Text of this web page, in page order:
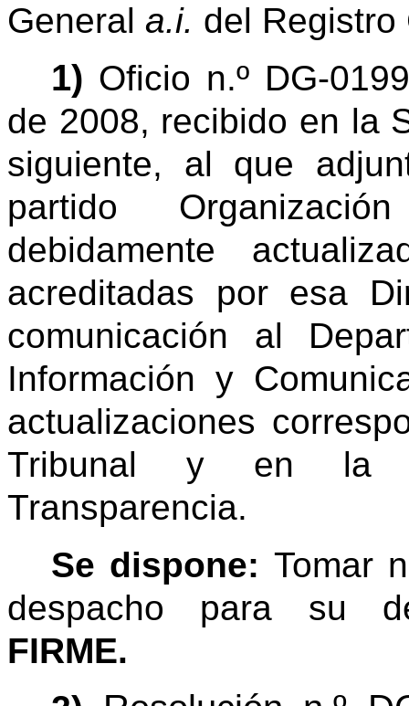
General a.i. del Registro
1) Oficio n.º DG-
de 2008, recibido en la
siguiente, al que
partido
debidamente
acreditadas por esa
comunicación al
Información y
actualizaciones
Tribunal y en la
Transparencia.
Se dispone: Tomar
despacho para su
FIRME.